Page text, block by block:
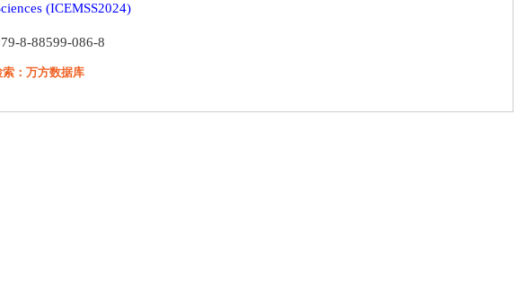
(ICEMSS2024)
8-88599-086-8
：万方数据库